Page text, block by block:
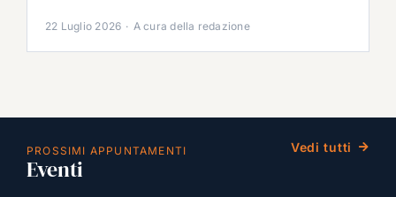
22 Luglio 2026 · A cura della redazione
PROSSIMI APPUNTAMENTI
Eventi
Vedi tutti